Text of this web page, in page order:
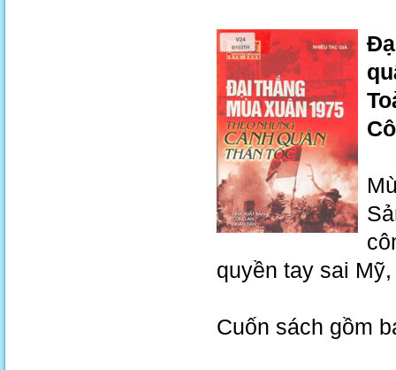
quyền tay sai
Cuốn sách gồm